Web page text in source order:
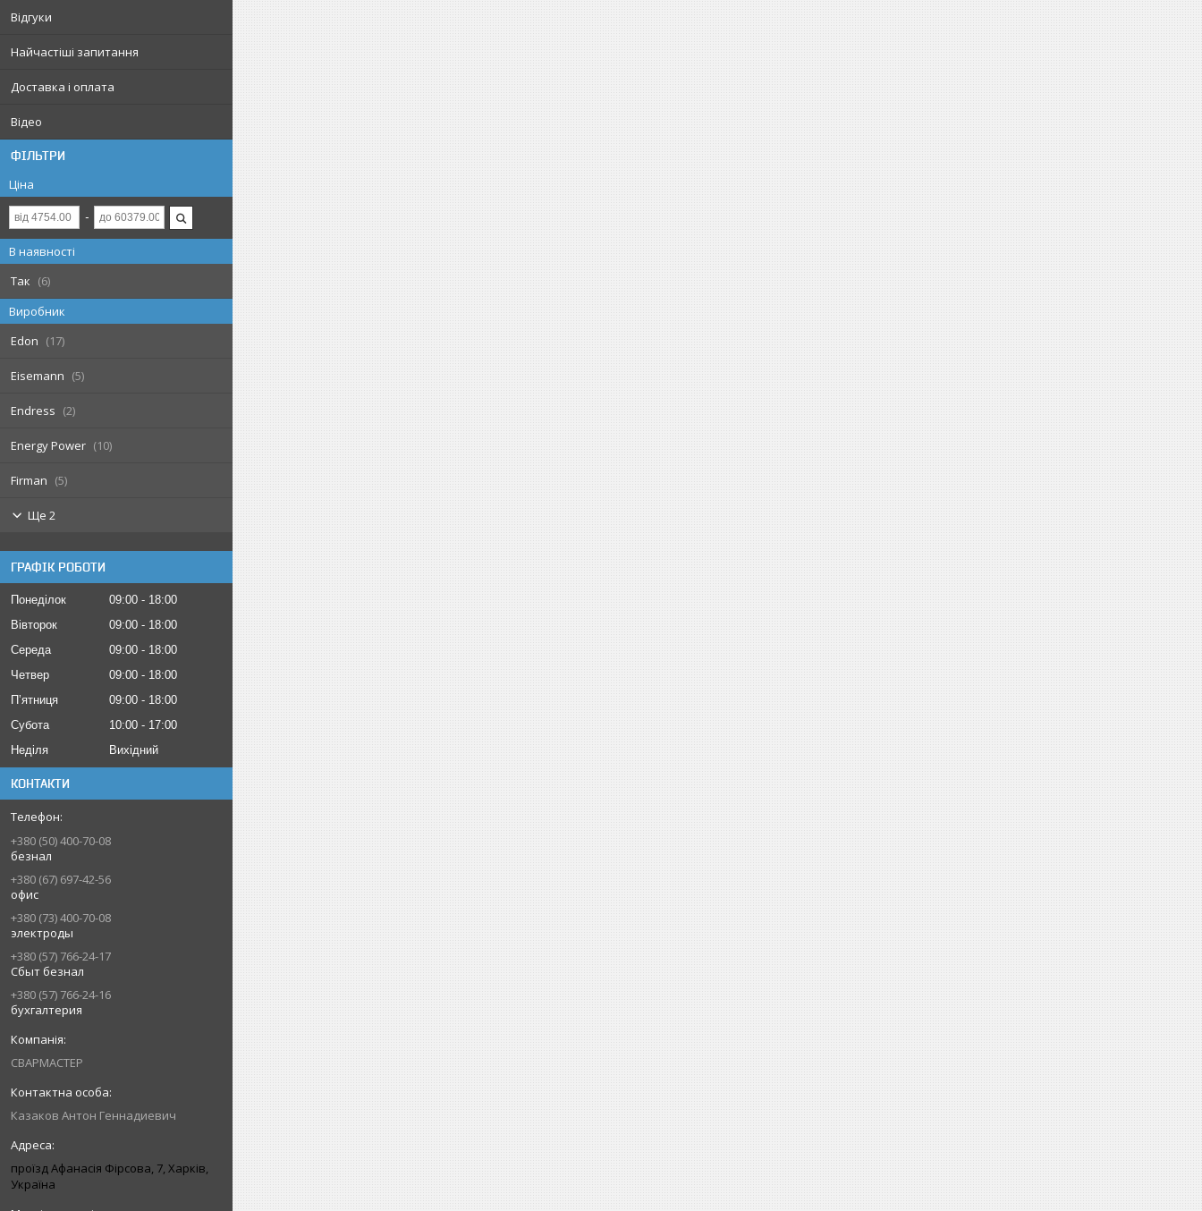
Відгуки
Найчастіші запитання
Доставка і оплата
Відео
ФІЛЬТРИ
Ціна
В наявності
Так
6
Виробник
Edon
17
Eisemann 5
Endress 2
Energy Power 10
Firman 5
Ще 2
ГРАФІК РОБОТИ
Понеділок 09:00
18:00
Вівторок
09:00
18:00
Середа
09:00
18:00
Четвер
09:00
18:00
Пʼятниця
09:00
18:00
Субота
10:00
17:00
Неділя
Вихідний
КОНТАКТИ
+380 (50) 400-70-08
безнал
+380 (67) 697-42-56
офис
+380 (73) 400-70-08
электроды
+380 (57) 766-24-17
Сбыт безнал
+380 (57) 766-24-16
бухгалтерия
СВАРМАСТЕР
Казаков Антон Геннадиевич
проїзд Афанасія Фірсова, 7, Харків,
Україна